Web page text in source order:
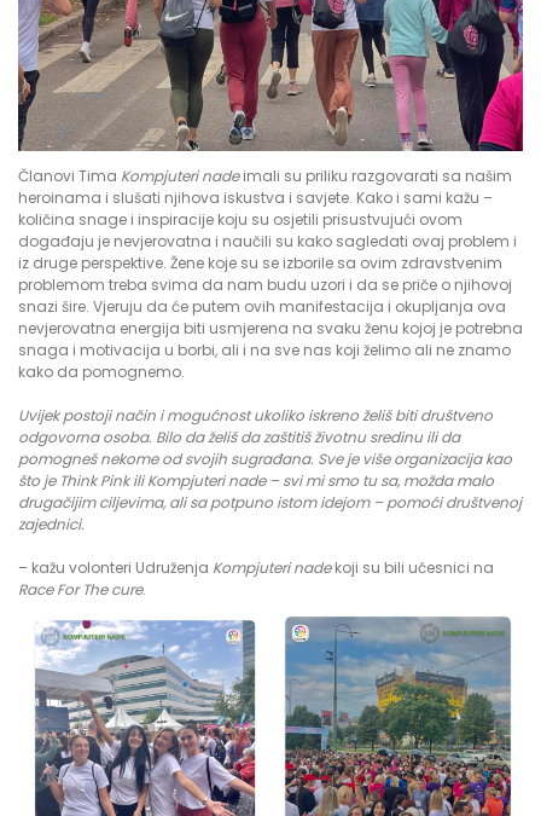
Članovi Tima Kompjuteri nadeimali su priliku razgovarati sa našim
heroinama i slušati njihova iskustva i savjete. Kako i sami kažu –
količina snage i inspiracije koju su osjetili prisustvujući ovom
događaju je nevjerovatna i naučili su kako sagledati ovaj problem i
iz druge perspektive. Žene koje su se izborile sa ovim zdravstvenim
problemom treba svima da nam budu uzori i da se priče o njihovoj
snazi šire. Vjeruju da će putem ovih manifestacija i okupljanja ova
nevjerovatna energija biti usmjerena na svaku ženu kojoj je potrebna
snaga i motivacija u borbi, ali i na sve nas koji želimo ali ne znamo
kako da pomognemo.
Uvijek postoji način i mogućnost ukoliko iskreno želiš biti društveno
odgovorna osoba. Bilo da želiš da zaštitiš životnu sredinu ili da
pomogneš nekome od svojih sugrađana. Sve je više organizacija kao
što je Think Pink ili Kompjuteri nade – svi mi smo tu sa, možda malo
drugačijim ciljevima, ali sa potpuno istom idejom – pomoći društvenoj
zajednici.
– kažu volonteri Udruženja Kompjuteri nadekoji su bili učesnici na
Race For The cure.